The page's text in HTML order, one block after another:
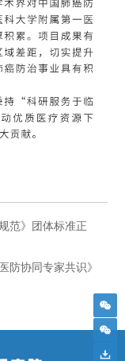
范》团体标准正
防协同专家共识》